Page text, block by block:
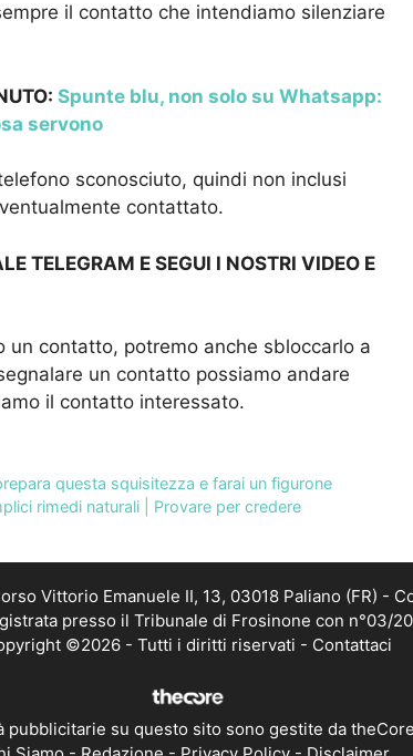
il contatto che intendiamo silenziare
Spunte blu, non solo su Whatsapp:
servono
sconosciuto, quindi non inclusi
contattato.
TELEGRAM E SEGUI I NOSTRI VIDEO E
contatto, potremo anche sbloccarlo a
un contatto possiamo andare
il contatto interessato.
questa squisitezza e farai un figurone
rimedi naturali | Provare per credere
Vittorio Emanuele II, 13, 03018 Paliano (FR) -
presso il Tribunale di Frosinone con n°03/
©2026 - Tutti i diritti riservati - Contattaci
pubblicitarie su questo sito sono gestite da